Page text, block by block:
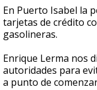
seconds
of
2
minutes,
seconds
En Puerto Isabel la
tarjetas de crédito
gasolineras.
Enrique Lerma nos
autoridades para
a punto de